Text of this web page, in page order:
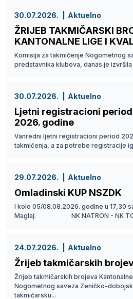
30.07.2026. Aktuelno
ŽRIJEB TAKMIČARSKI
KANTONALNE LIGE I
Komisija za takmičenje Nogometnog
predstavnika klubova, danas je
30.07.2026. Aktuelno
Ljetni registracioni
2026. godine
Vanredni ljetni registracioni period
takmičenja, a za potrebe registracije
29.07.2026. Aktuelno
Omladinski KUP NSZDK
I kolo 05/08.08.2026. godine u 17,30
Maglaj: NK NATRON - NK
24.07.2026. Aktuelno
Žrijeb takmičarskih
Žrijeb takmičarskih brojeva
Nogometnog saveza Zeničko-
takmičarsku...